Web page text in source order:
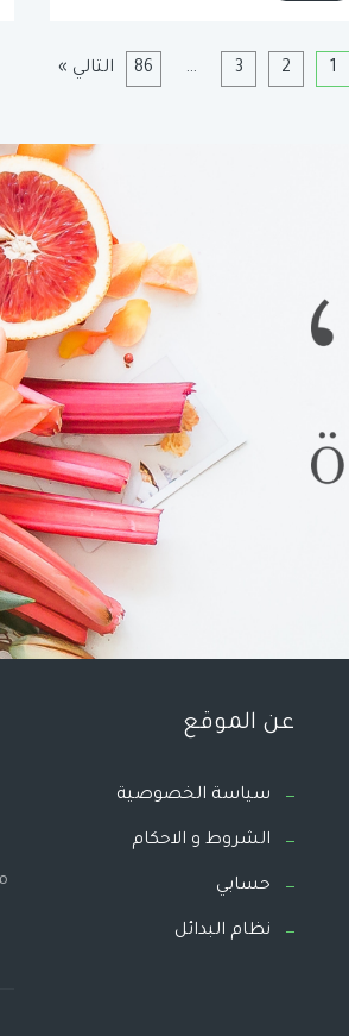
1
2
3
…
86 التالي »
عن الموقع
سياسة الخصوصية
الشروط و الاحكام
حسابي
نظام البدائل